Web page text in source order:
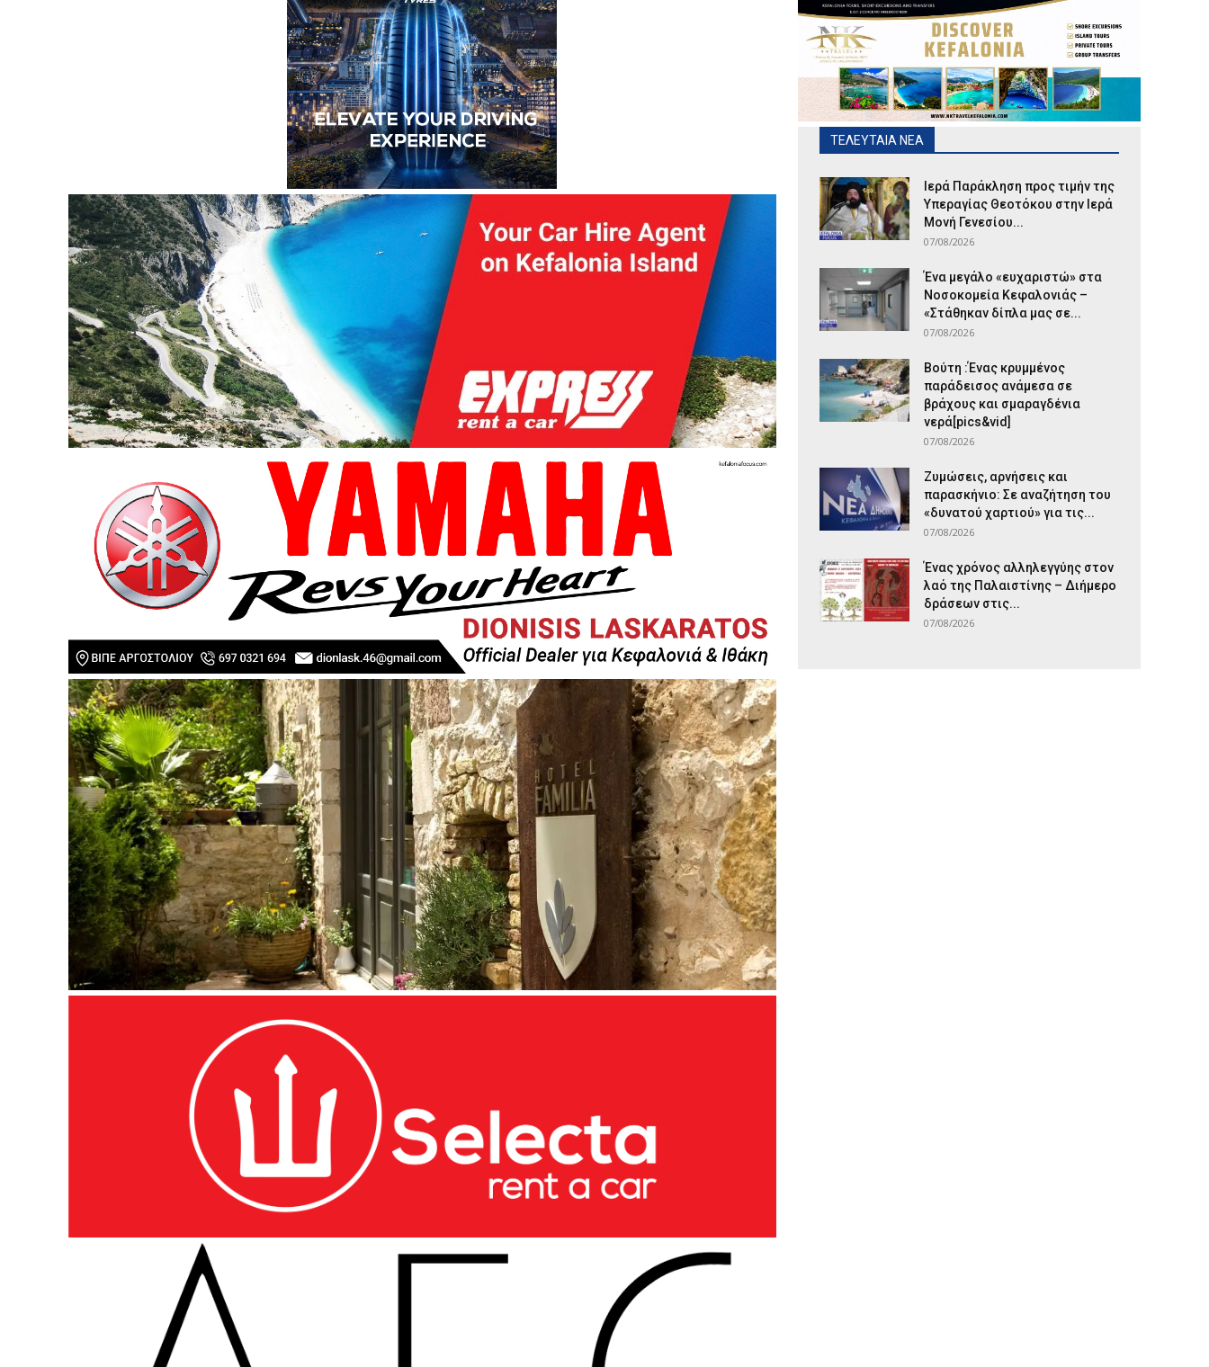
ΤΕΛΕΥΤΑΙΑ ΝΕΑ
Ιερά Παράκληση προς τιμήν της
Υπεραγίας Θεοτόκου στην Ιερά
Μονή Γενεσίου...
07/08/2026
Ένα μεγάλο «ευχαριστώ» στα
Νοσοκομεία Κεφαλονιάς –
«Στάθηκαν δίπλα μας σε...
07/08/2026
Βούτη :Ένας κρυμμένος
παράδεισος ανάμεσα σε
βράχους και σμαραγδένια
νερά[pics&vid]
07/08/2026
Ζυμώσεις, αρνήσεις και
παρασκήνιο: Σε αναζήτηση του
«δυνατού χαρτιού» για τις...
07/08/2026
Ένας χρόνος αλληλεγγύης στον
λαό της Παλαιστίνης – Διήμερο
δράσεων στις...
07/08/2026